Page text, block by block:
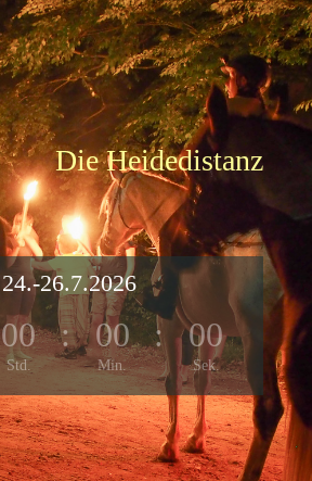
Die Heidedistanz
24.-26.7.2026
00
Std.
: 00
Min.
: 00
Sek.